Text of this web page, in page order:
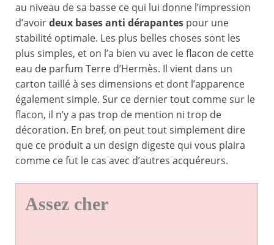
au niveau de sa basse ce qui lui donne l’impression
d’avoirdeux bases anti dérapantes pour une
stabilité optimale. Les plus belles choses sont les
plus simples, et on l’a bien vu avec le flacon de cette
eau de parfum Terre d’Hermès. Il vient dans un
carton taillé à ses dimensions et dont l’apparence
également simple. Sur ce dernier tout comme sur le
flacon, il n’y a pas trop de mention ni trop de
décoration. En bref, on peut tout simplement dire
que ce produit a un design digeste qui vous plaira
comme ce fut le cas avec d’autres acquéreurs.
Assez cher